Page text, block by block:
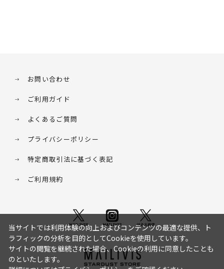
お問い合わせ
ご利用ガイド
よくあるご質問
プライバシーポリシー
特定商取引法に基づく表記
ご利用規約
当サイトでは利用体験の向上およびコンテンツの最適な提供、ト
ラフィックの分析を目的としてCookieを使用しています。
サイトの閲覧を継続された場合、Cookieの利用に同意したことも
のといたします。